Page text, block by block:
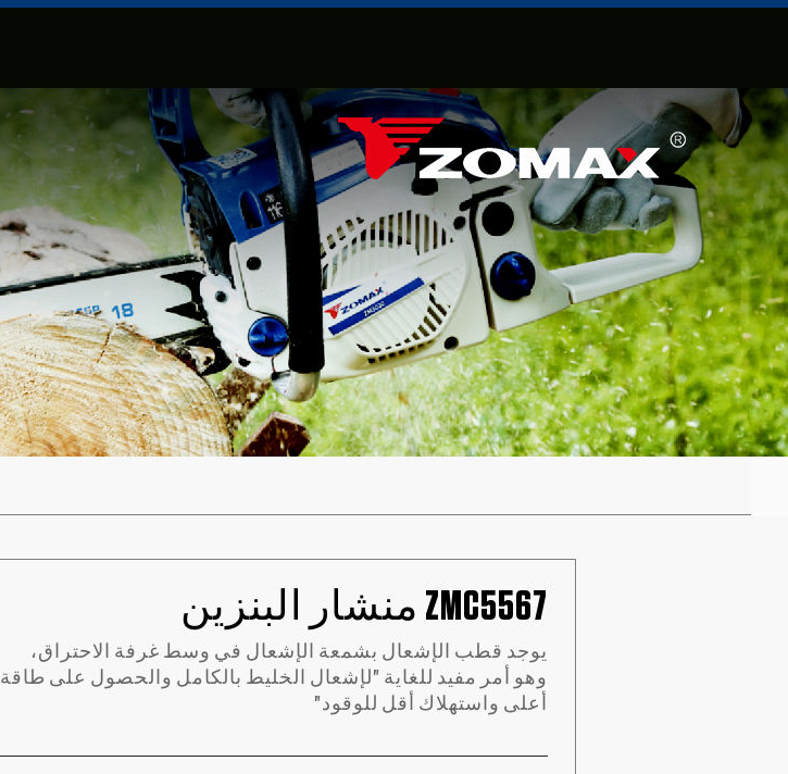
ZMC5567 منشار البنزين
يوجد قطب الإشعال بشمعة الإشعال في وسط غرفة الاحتراق،
وهو أمر مفيد للغاية "لإشعال الخليط بالكامل والحصول على طاقة
أعلى واستهلاك أقل للوقود"
ارسل بريد
الكتروني